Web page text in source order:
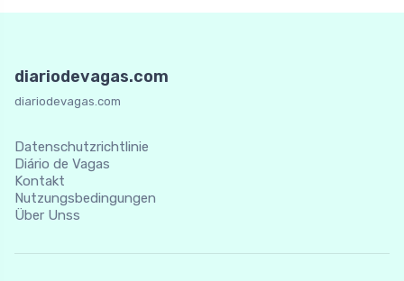
diariodevagas.com
diariodevagas.com
Datenschutzrichtlinie
Diário de Vagas
Kontakt
Nutzungsbedingungen
Über Unss